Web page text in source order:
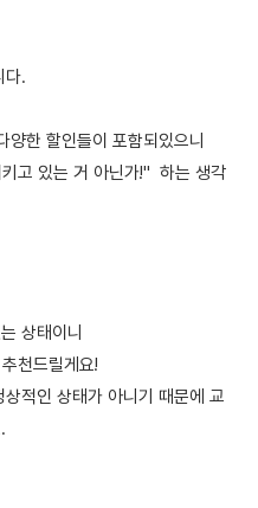
다.
한 할인들이 포함되있으니
고 있는 거 아닌가!" 하는 생각
상태이니
천드릴게요!
적인 상태가 아니기 때문에 교